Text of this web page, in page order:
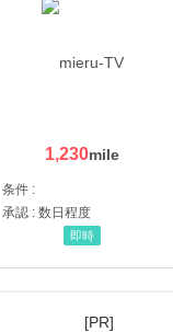
1,230
条件 :
承認 : 数日程度
即時
[PR]